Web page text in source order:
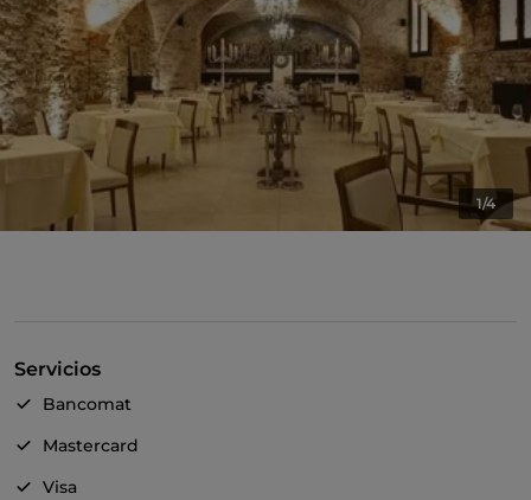
1/4
Servicios
Bancomat
Mastercard
Visa